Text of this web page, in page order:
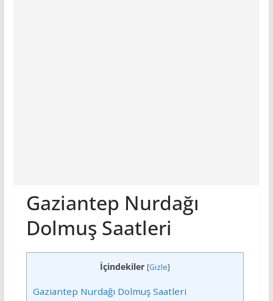
Gaziantep Nurdağı
Dolmuş Saatleri
İçindekiler [Gizle]
Gaziantep Nurdağı Dolmuş Saatleri